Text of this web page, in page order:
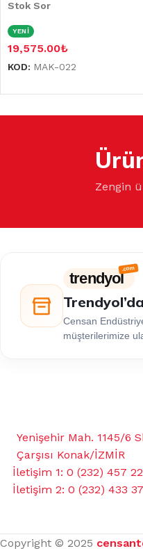
Stok Sor
YENİ
19,575.00₺
KOD: MAK-022
Zengin
trendyol
Censan
müşterilerimize
Yenişehir Mah. 1145/6
Çarşısı Konak/İZMİR
İletişim 1: 0 (232) 457
İletişim 2: 0 (232) 433
Copyright © 2025